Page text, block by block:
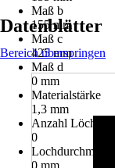
Maß b
155 mm
Maß c
425 mm
Maß d
0 mm
Materialstärke
1,3 mm
Anzahl Löcher
0
Lochdurchmesser
0 mm
Datenblätter
Bereich überspringen